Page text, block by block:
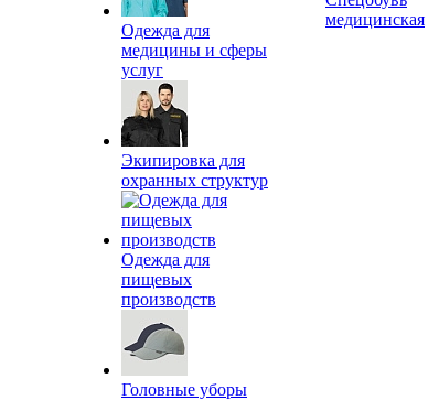
Одежда для
медицины и сферы
услуг
Экипировка для
охранных структур
Одежда для
пищевых
производств
Головные уборы
медицинская